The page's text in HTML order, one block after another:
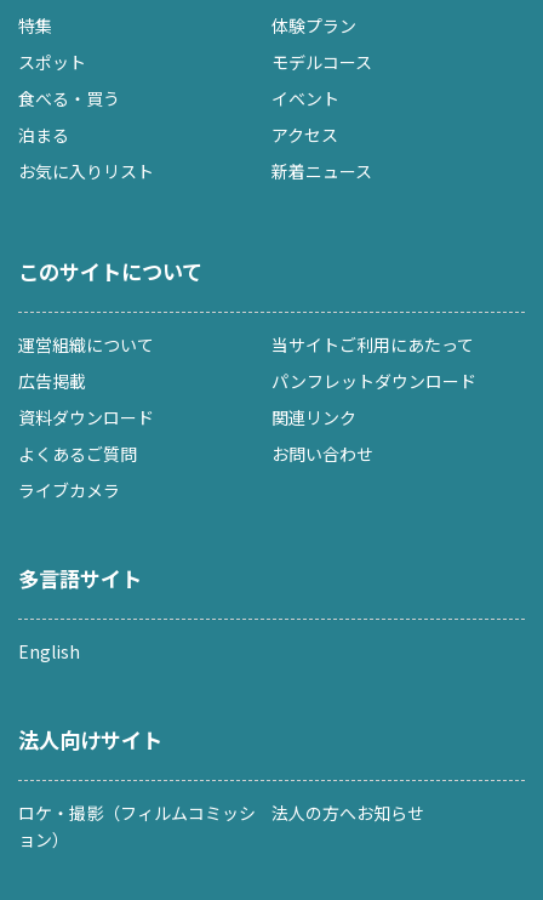
特集
体験プラン
スポット
モデルコース
食べる・買う
イベント
泊まる
アクセス
お気に入りリスト
新着ニュース
このサイトについて
運営組織について
当サイトご利用にあたって
広告掲載
パンフレットダウンロード
資料ダウンロード
関連リンク
よくあるご質問
お問い合わせ
ライブカメラ
多言語サイト
English
法人向けサイト
ロケ・撮影（フィルムコミッシ
ョン）
法人の方へお知らせ